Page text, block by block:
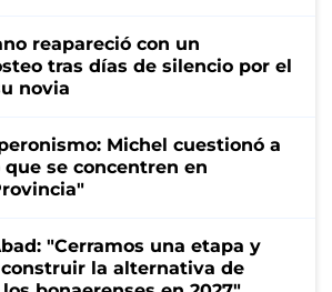
reapareció con un
tras días de silencio por el
novia
Michel cuestionó a
se concentren en
"Cerramos una etapa y
la alternativa de